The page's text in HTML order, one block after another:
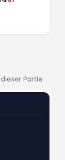
Partie